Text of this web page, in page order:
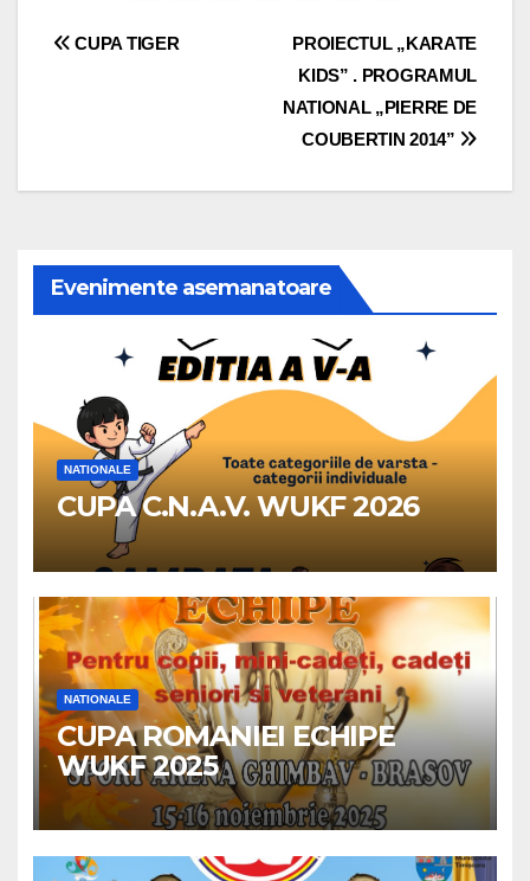
Navigare
PROIECTUL „KARATE
KIDS” . PROGRAMUL
NATIONAL „PIERRE DE
COUBERTIN 2014”
CUPA TIGER
Evenimente asemanatoare
NATIONALE
CUPA C.N.A.V. WUKF 2026
NATIONALE
CUPA ROMANIEI ECHIPE
WUKF 2025